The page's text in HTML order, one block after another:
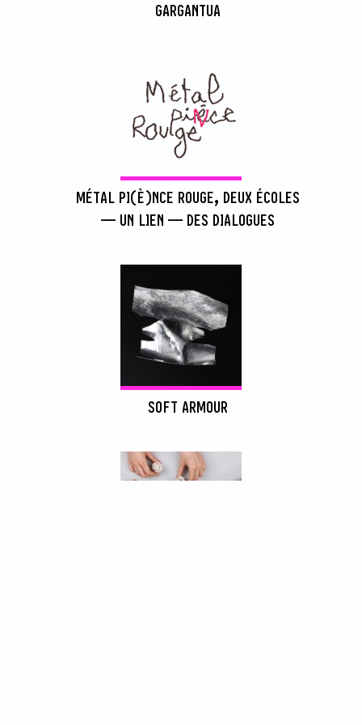
GARGANTUA
MÉTAL PI(È)NCE ROUGE, DEUX ÉCOLES
— UN LIEN — DES DIALOGUES
SOFT ARMOUR